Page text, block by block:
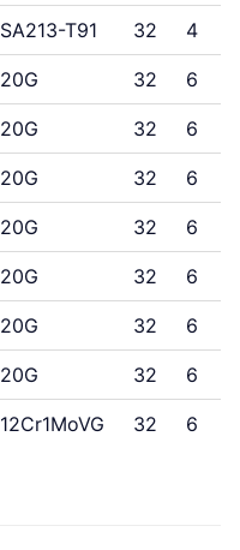
SA213-T91 32 4
20G 32 6
20G 32 6
20G 32 6
20G 32 6
20G 32 6
20G 32 6
20G 32 6
12Cr1MoVG 32 6